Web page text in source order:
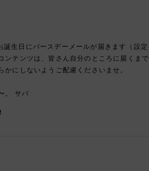
誕生日にバースデーメールが届きます（設
ンテンツは、皆さん自分のところに届くま
かにしないようご配慮くださいませ。
。 サバ